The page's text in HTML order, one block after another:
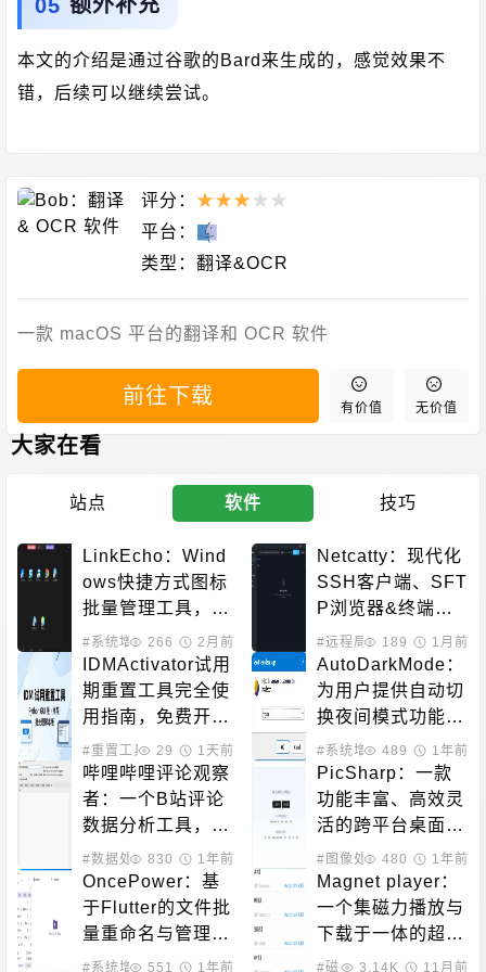
本文的介绍是通过谷歌的Bard来生成的，感觉效果不
错，后续可以继续尝试。
评分： ★★★ ★ ★
平台：
类型： 翻译&OCR
一款 macOS 平台的翻译和 OCR 软件
前往下载 有价值 无价值
大家在看
站点 软件 技巧
LinkEcho：Wind
ows快捷方式图标
批量管理工具，一
键更换自定义桌面
图标
#系统增强 266 2月前
Netcatty：现代化
SSH客户端、SFT
P浏览器&终端管
理器
#远程局域 #服务器管理
189 1月前
IDMActivator试用
期重置工具完全使
用指南，免费开源
激活方案
#重置工具 #下载工具
29 1天前
AutoDarkMode：
为用户提供自动切
换夜间模式功能的
开源项目
#系统增强489 1年前
哔哩哔哩评论观察
者：一个B站评论
数据分析工具，帮
助你选择题材，明
确自己的粉丝群体
#数据处理 830 1年前
PicSharp：一款
功能丰富、高效灵
活的跨平台桌面图
像压缩应用
#图像处理480 1年前
OncePower：基
于Flutter的文件批
量重命名与管理工
具，简化高级匹配
#系统增强 #重命名工具
551 1年前
Magnet player：
一个集磁力播放与
下载于一体的超强
工具
#磁力解析 #离线下载 #视
3.14K 11月前